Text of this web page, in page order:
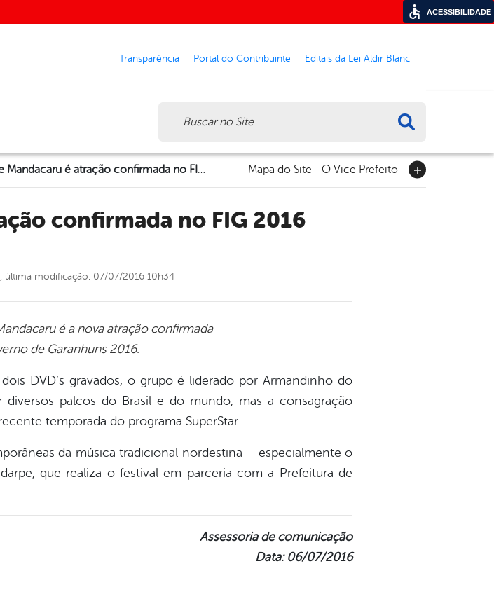
Transparência Portal do Contribuinte Editais da Lei Aldir Blanc
Fulô de Mandacaru é atração confirmada no FIG 2016 Mapa do Site O Vice Prefeito
confirmada no FIG 2016
última modificação: 07/07/2016 10h34
é a nova atração confirmada
de Garanhuns 2016.
DVD’s gravados, o grupo é liderado por Armandinho do
palcos do Brasil e do mundo, mas a consagração
temporada do programa SuperStar.
da música tradicional nordestina – especialmente o
que realiza o festival em parceria com a Prefeitura de
Assessoria de comunicação
Data: 06/07/2016
ACESSIBILIDADE